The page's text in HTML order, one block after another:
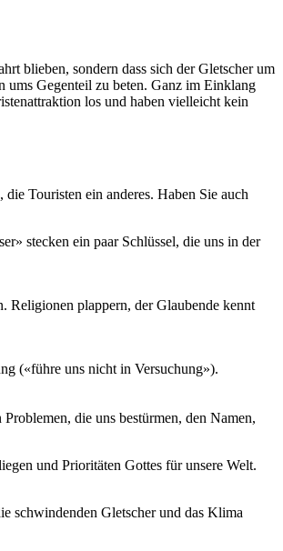
blieben, sondern dass sich der Gletscher um
ums Gegenteil zu beten. Ganz im Einklang
los und haben vielleicht kein
Touristen ein anderes. Haben Sie auch
stecken ein paar Schlüssel, die uns in der
Religionen plappern, der Glaubende kennt
(«führe uns nicht in Versuchung»).
die uns bestürmen, den Namen,
und Prioritäten Gottes für unsere Welt.
schwindenden Gletscher und das Klima